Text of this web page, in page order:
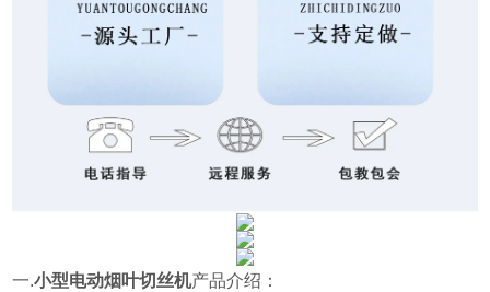
一.小型电动烟叶切丝机产品介绍：